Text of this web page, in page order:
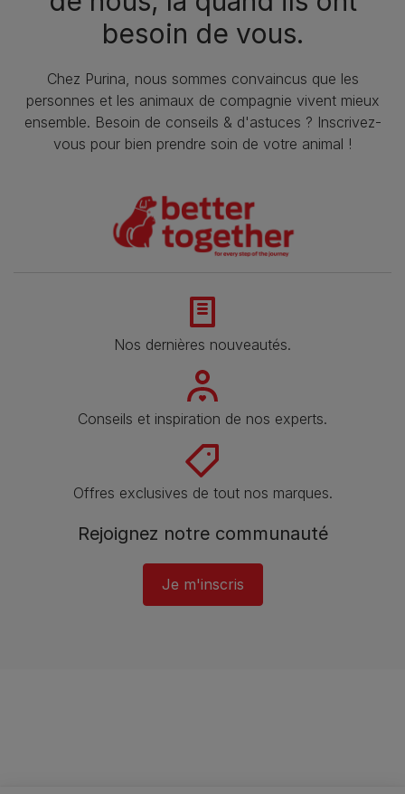
besoin de vous.
Chez Purina, nous sommes convaincus que les
personnes et les animaux de compagnie vivent mieux
ensemble. Besoin de conseils & d'astuces ? Inscrivez-
vous pour bien prendre soin de votre animal !
Nos dernières nouveautés.
Conseils et inspiration de nos experts.
Offres exclusives de tout nos marques.
Rejoignez notre communauté
Je m'inscris